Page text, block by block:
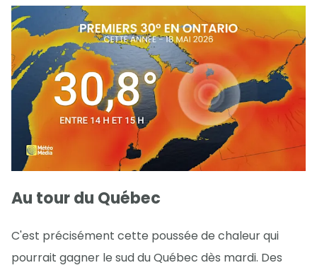
Au tour du Québec
C'est précisément cette poussée de chaleur qui
pourrait gagner le sud du Québec dès mardi. Des